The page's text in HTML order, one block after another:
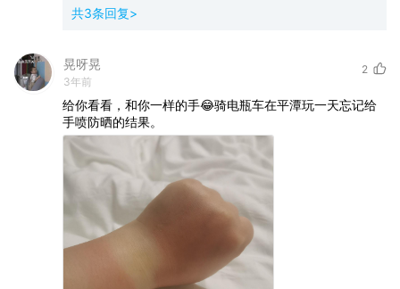
共3条回复>
晃呀晃
3年前
2
给你看看，和你一样的手😂骑电瓶车在平潭玩一天忘记给
手喷防晒的结果。